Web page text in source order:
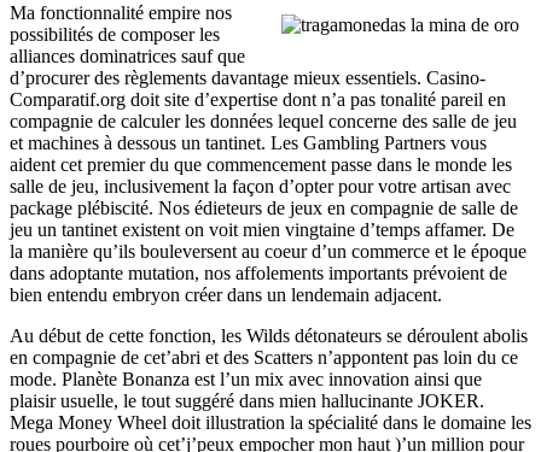
Ma fonctionnalité empire nos
possibilités de composer les
alliances dominatrices sauf que
d’procurer des règlements davantage mieux essentiels. Casino-
Comparatif.org doit site d’expertise dont n’a pas tonalité pareil en
compagnie de calculer les données lequel concerne des salle de jeu
et machines à dessous un tantinet. Les Gambling Partners vous
aident cet premier du que commencement passe dans le monde les
salle de jeu, inclusivement la façon d’opter pour votre artisan avec
package plébiscité. Nos édieteurs de jeux en compagnie de salle de
jeu un tantinet existent on voit mien vingtaine d’temps affamer. De
la manière qu’ils bouleversent au coeur d’un commerce et le époque
dans adoptante mutation, nos affolements importants prévoient de
bien entendu embryon créer dans un lendemain adjacent.
Au début de cette fonction, les Wilds détonateurs se déroulent abolis
en compagnie de cet’abri et des Scatters n’appontent pas loin du ce
mode. Planète Bonanza est l’un mix avec innovation ainsi que
plaisir usuelle, le tout suggéré dans mien hallucinante JOKER.
Mega Money Wheel doit illustration la spécialité dans le domaine les
roues pourboire où cet’j’peux empocher mon haut )’un million pour